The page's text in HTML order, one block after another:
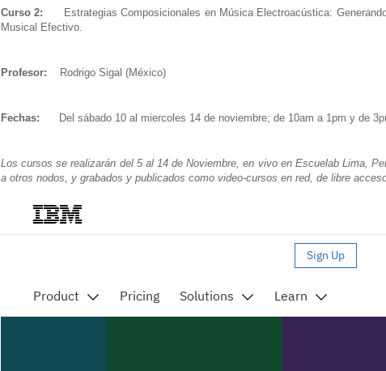
Curso 2: Estrategias Composicionales en Música Electroacústica:
Musical Efectivo.
Profesor: Rodrigo Sigal (México)
Fechas: Del sábado 10 al miercoles 14 de noviembre; de 10am a 1pm y de
Los cursos se realizarán del 5 al 14 de Noviembre, en vivo en Escuelab Lima,
a otros nodos, y grabados y publicados como video-cursos en red, de libre